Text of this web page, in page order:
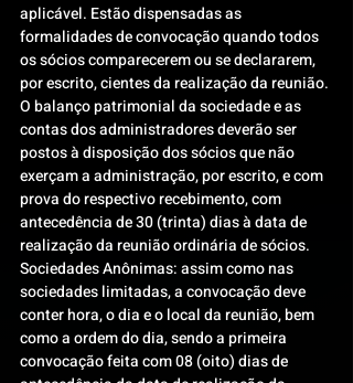
aplicável. Estão dispensadas as
formalidades de convocação quando todos
os sócios comparecerem ou se declararem,
por escrito, cientes da realização da reunião.
O balanço patrimonial da sociedade e as
contas dos administradores deverão ser
postos à disposição dos sócios que não
exerçam a administração, por escrito, e com
prova do respectivo recebimento, com
antecedência de 30 (trinta) dias à data de
realização da reunião ordinária de sócios.
Sociedades Anônimas: assim como nas
sociedades limitadas, a convocação deve
conter hora, o dia e o local da reunião, bem
como a ordem do dia, sendo a primeira
convocação feita com 08 (oito) dias de